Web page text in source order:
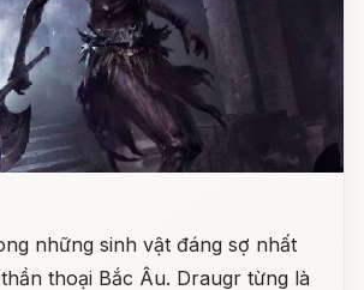
những sinh vật đáng sợ nhất
thoại Bắc Âu. Draugr từng là